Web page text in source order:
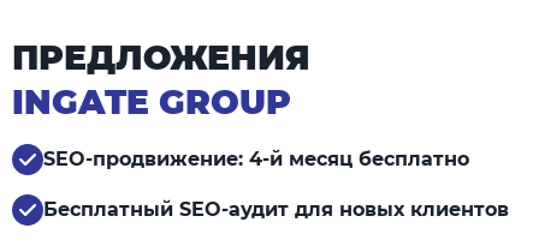
ПРЕДЛОЖЕНИЯ
INGATE GROUP
SEO-продвижение: 4-й месяц бесплатно
Бесплатный SEO-аудит для новых клиентов